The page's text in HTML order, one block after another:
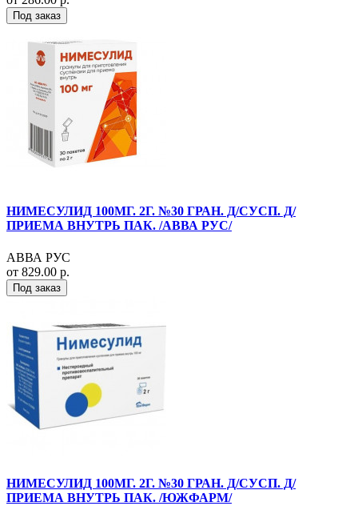
Под заказ
НИМЕСУЛИД 100МГ. 2Г. №30 ГРАН. Д/СУСП. Д/
ПРИЕМА ВНУТРЬ ПАК. /АВВА РУС/
АВВА РУС
от 829.00 р.
Под заказ
НИМЕСУЛИД 100МГ. 2Г. №30 ГРАН. Д/СУСП. Д/
ПРИЕМА ВНУТРЬ ПАК. /ЮЖФАРМ/